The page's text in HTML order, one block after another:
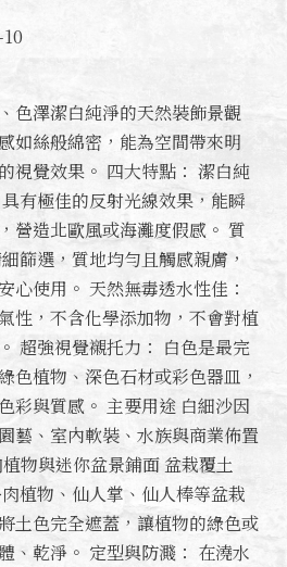
色澤潔白純淨的天然裝飾景觀
如絲般綿密，能為空間帶來明
視覺效果。 四大特點： 潔白純
有極佳的反射光線效果，能瞬
營造北歐風或海灘度假感。 質
篩選，質地均勻且觸感親膚，
心使用。 天然無毒透水性佳：
性，不含化學添加物，不會對植
超強視覺襯托力： 白色是最完
色植物、深色石材或彩色器皿，
彩與質感。 主要用途 白細沙因
藝、室內軟裝、水族與商業佈置
物與迷你盆景鋪面 盆栽覆土
植物、仙人掌、仙人棒等盆栽
土色完全遮蓋，讓植物的綠色或
、乾淨。 定型與防濺： 在澆水